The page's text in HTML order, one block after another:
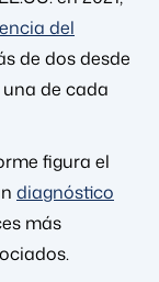
del
de dos desde
de cada
figura el
diagnóstico
más